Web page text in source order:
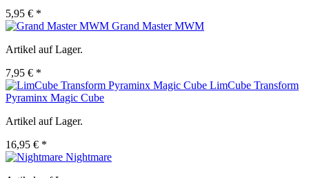
5,95 € *
Grand Master MWM
Artikel auf Lager.
7,95 € *
LimCube Transform
Pyraminx Magic Cube
Artikel auf Lager.
16,95 € *
Nightmare